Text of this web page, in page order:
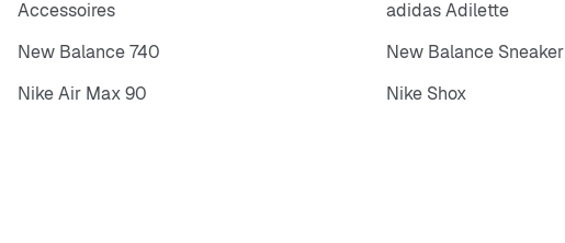
Accessoires
adidas Adilette
New Balance 740
New Balance Sneaker
Nike Air Max 90
Nike Shox